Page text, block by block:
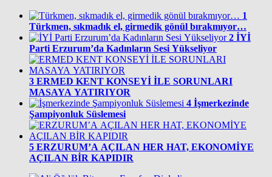
1
Türkmen, sıkmadık el, girmedik gönül bırakmıyor…
2 İYİ
Parti Erzurum’da Kadınların Sesi Yükseliyor
3 ERMED KENT KONSEYİ İLE SORUNLARI
MASAYA YATIRIYOR
4 İşmerkezinde
Şampiyonluk Süslemesi
5 ERZURUM’A AÇILAN HER HAT, EKONOMİYE
AÇILAN BİR KAPIDIR